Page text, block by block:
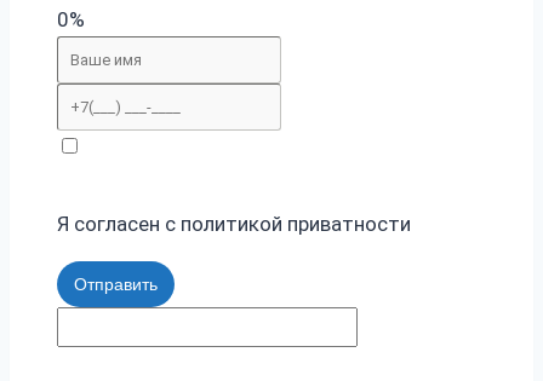
0%
Я согласен с политикой приватности
Отправить